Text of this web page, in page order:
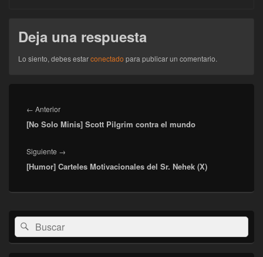
Deja una respuesta
Lo siento, debes estarconectado para publicar un comentario.
de
entradas
← AnteriorEntrada
anterior:
[No Solo Minis] Scott Pilgrim contra el mundo
Siguiente →
siguiente:
[Humor] Carteles Motivacionales del Sr. Nehek (X)
área
de
widget
Buscar
por:
Buscar